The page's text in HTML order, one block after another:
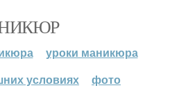
уроки маникюра
условиях
фото